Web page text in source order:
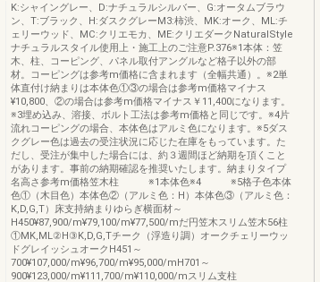
K:シャイングレー、D:ナチュラルシルバー、G:オータムブラウ
ン、T:ブラック、H:ダスクグレーM3:柿渋、MK:オーク、ML:チ
ェリーウッド、MC:クリエモカ、ME:クリエダークNaturalStyle
ナチュラルスタイル使用上・施工上のご注意P.376※1本体：笠
木、柱、コーピング、パネル取付アングルなど格子以外の部
材。コーピングは参考m価格に含まれます（全幅共通）。※2単
体直付け納まりは本体色①③の場合は参考m価格マイナス
¥10,800、②の場合は参考m価格マイナス￥11,400になります。
※3埋め込み、溶接、ボルト工法は参考m価格と同じです。※4片
流れコーピングの場合、本体色はアルミ色になります。※5ダス
クグレー色は過去の受注状況に応じた在庫をもっています。た
だし、受注が集中した場合には、約３週間ほど納期を頂くこと
があります。事前の納期確認を推奨いたします。納まりタイプ
名高さ参考m価格笠木柱 ※1本体色※4 ※5格子色本体
色①（木目色）本体色②（アルミ色：H）本体色③（アルミ色：
K,D,G,T）床支持納まりゆらぎ横面材～
H450¥87,900/m¥79,100/m¥77,500/mだ円笠木スリム笠木56柱
①MK,ML②H③K,D,G,Tチーク（浮造り調）オークチェリーウッ
ドグレイッシュオークH451～
700¥107,000/m¥96,700/m¥95,000/mH701～
900¥123,000/m¥111,700/m¥110,000/mスリム支柱